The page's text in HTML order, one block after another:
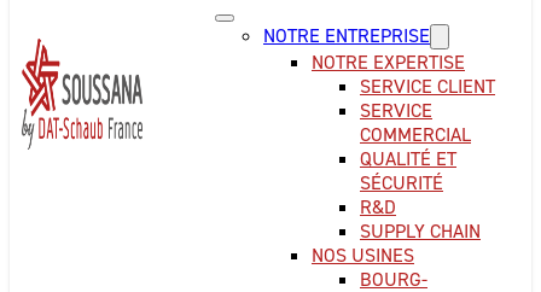
NOTRE ENTREPRISE
NOTRE EXPERTISE
SERVICE CLIENT
SERVICE
COMMERCIAL
QUALITÉ ET
SÉCURITÉ
R&D
SUPPLY CHAIN
NOS USINES
BOURG-